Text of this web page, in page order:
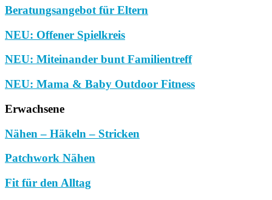
Beratungsangebot für Eltern
NEU: Offener Spielkreis
NEU: Miteinander bunt Familientreff
NEU: Mama & Baby Outdoor Fitness
Erwachsene
Nähen – Häkeln – Stricken
Patchwork Nähen
Fit für den Alltag